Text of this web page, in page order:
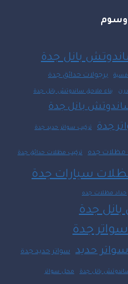
وسوم
بانل جدة
برجولات حدائق جدة
بناء ملاحق ساندوتش بانل جدة
بانل جدة
جدة تركيب سواتر حديد جدة
مظلات جده تركيب مظلات حدائق جدة
سيارات جدة
حداد مظلات جده
جدة
سواتر جدة
سواتر حديد سواتر حديد جدة
بانل جدة محل سواتر